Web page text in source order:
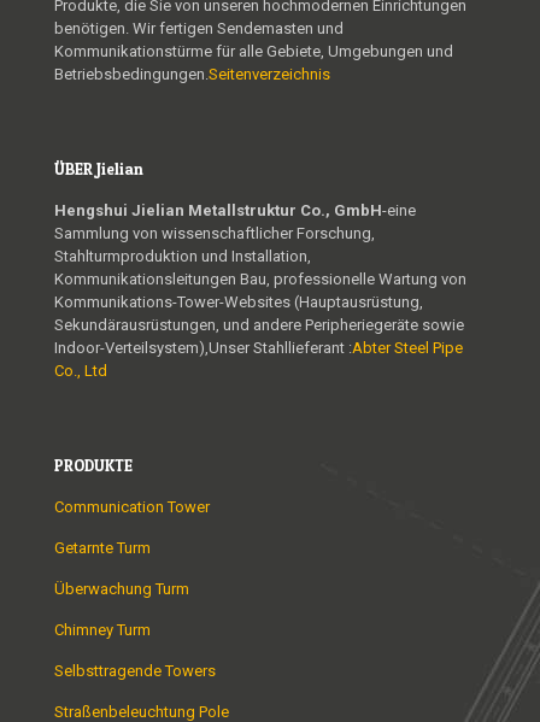
Produkte, die Sie von unseren hochmodernen Einrichtungen
benötigen. Wir fertigen Sendemasten und
Kommunikationstürme für alle Gebiete, Umgebungen und
Betriebsbedingungen. Seitenverzeichnis
ÜBER Jielian
Hengshui Jielian Metallstruktur Co., GmbH-eine
Sammlung von wissenschaftlicher Forschung,
Stahlturmproduktion und Installation,
Kommunikationsleitungen Bau, professionelle Wartung von
Kommunikations-Tower-Websites (Hauptausrüstung,
Sekundärausrüstungen, und andere Peripheriegeräte sowie
Indoor-Verteilsystem),Unser Stahllieferant :Abter Steel Pipe
Co., Ltd
PRODUKTE
Communication Tower
Getarnte Turm
Überwachung Turm
Chimney Turm
Selbsttragende Towers
Straßenbeleuchtung Pole